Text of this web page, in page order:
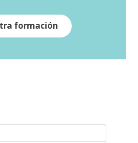
formación